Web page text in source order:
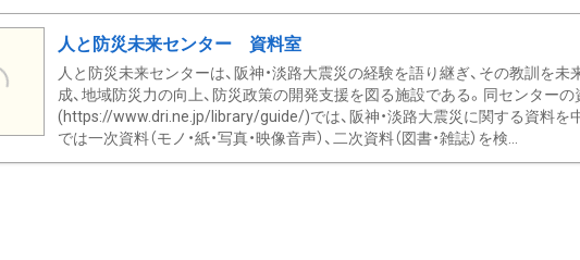
人と防災未来センター 資料室
人と防災未来センターは、阪神・淡路大震災の経験を語り継ぎ、その教訓を
成、地域防災力の向上、防災政策の開発支援を図る施設である。同センターの
(https://www.dri.ne.jp/library/guide/)では、阪神・淡路大震災に関する資料を
では一次資料（モノ・紙・写真・映像音声）、二次資料（図書・雑誌）を検...